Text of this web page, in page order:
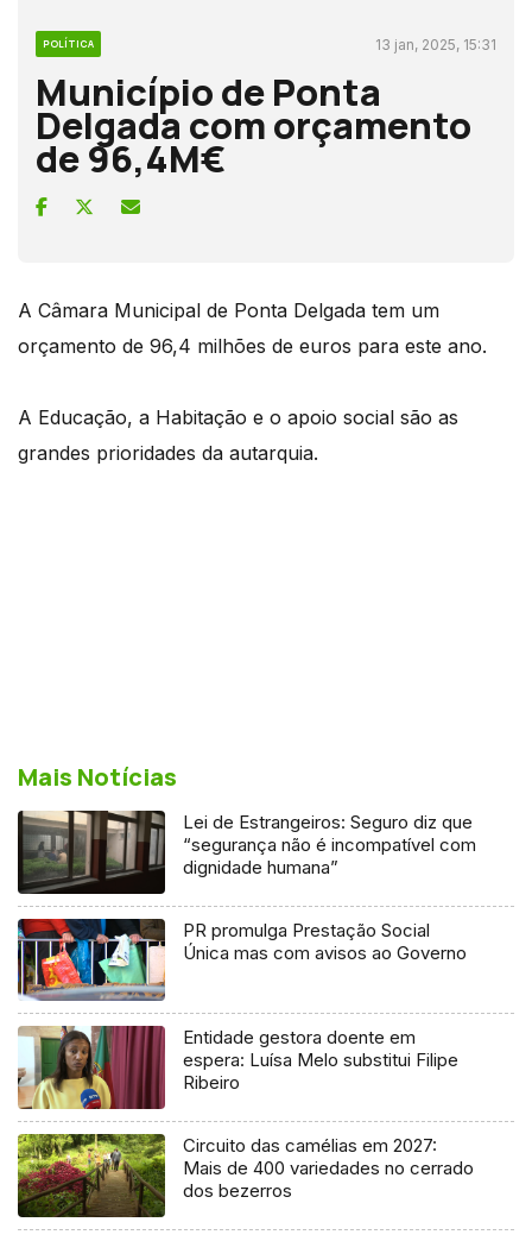
POLÍTICA 13 jan, 2025, 15:31
Município de Ponta
Delgada com orçamento
de 96,4M€
A Câmara Municipal de Ponta Delgada tem um
orçamento de 96,4 milhões de euros para este ano.
A Educação, a Habitação e o apoio social são as
grandes prioridades da autarquia.
Mais Notícias
Lei de Estrangeiros: Seguro diz que
“segurança não é incompatível com
dignidade humana”
PR promulga Prestação Social
Única mas com avisos ao Governo
Entidade gestora doente em
espera: Luísa Melo substitui Filipe
Ribeiro
Circuito das camélias em 2027:
Mais de 400 variedades no cerrado
dos bezerros